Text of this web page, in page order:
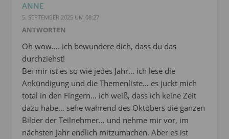
ANNE
5. SEPTEMBER 2025 UM 08:27
ANTWORTEN
Oh wow…. ich bewundere dich, dass du das
durchziehst!
Bei mir ist es so wie jedes Jahr… ich lese die
Ankündigung und die Themenliste… es juckt mich
total in den Fingern… ich weiß, dass ich keine Zeit
dazu habe… sehe während des Oktobers die ganzen
Bilder der Teilnehmer… und nehme mir vor, im
nächsten Jahr endlich mitzumachen. Aber es ist